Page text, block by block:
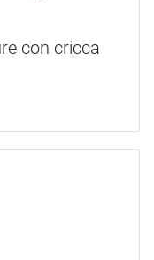
con cricca